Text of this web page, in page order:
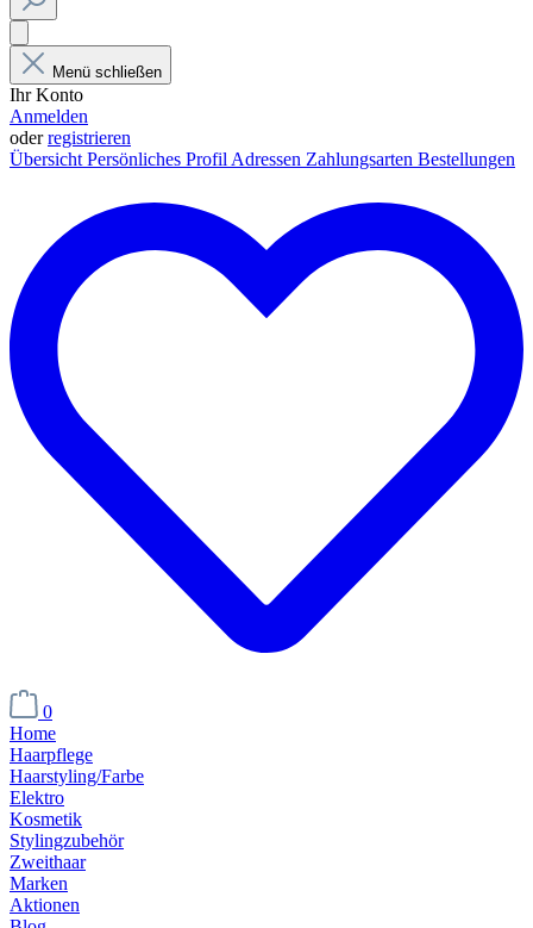
Menü schließen
Ihr Konto
Anmelden
oderregistrieren
Übersicht Persönliches Profil Adressen Zahlungsarten Bestellungen
0
Home
Haarpflege
Haarstyling/Farbe
Elektro
Kosmetik
Stylingzubehör
Zweithaar
Marken
Aktionen